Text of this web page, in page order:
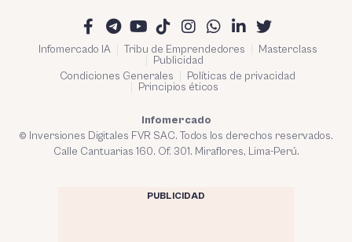
Infomercado IA Tribu de Emprendedores
Masterclass
Publicidad
Condiciones Generales
Políticas de privacidad
Principios éticos
Infomercado
© Inversiones Digitales FVR SAC. Todos los derechos reservados.
Calle Cantuarias 160. Of. 301. Miraflores, Lima-Perú.
PUBLICIDAD